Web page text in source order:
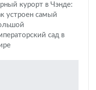
курорт в Чэнде:
устроен самый
сад в